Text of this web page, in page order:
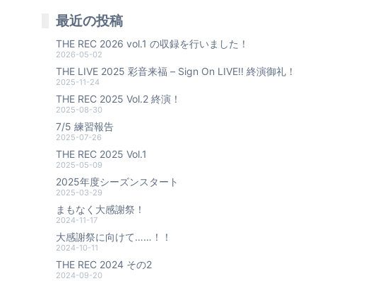
最近の投稿
THE REC 2026 vol.1 の収録を行いました！
2026-05-02
THE LIVE 2025 彩音来福 – Sign On LIVE!! 終演御礼！
2025-11-24
THE REC 2025 Vol.2 終演！
2025-08-30
7/5 練習報告
2025-07-26
THE REC 2025 Vol.1
2025-05-09
2025年度シーズンスタート
2025-03-29
まもなく大感謝祭！
2024-11-17
大感謝祭に向けて……！！
2024-10-11
THE REC 2024 その2
2024-09-20